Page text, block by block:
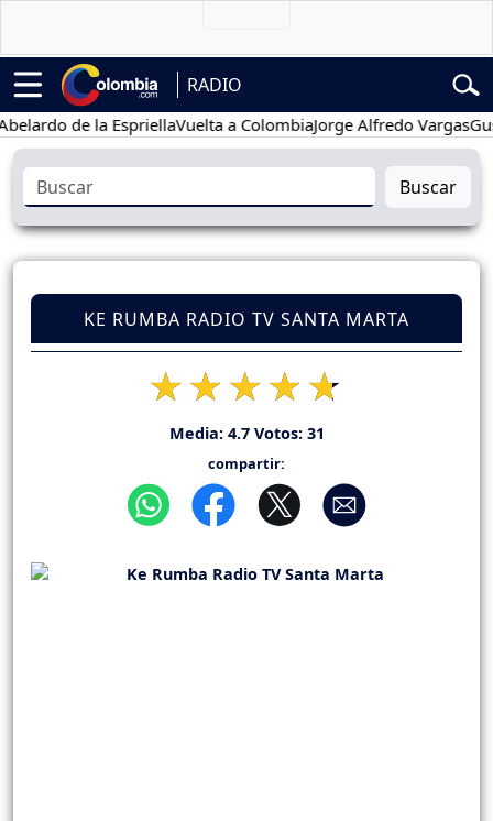
RADIO
de la EspriellaVuelta a ColombiaJorge Alfredo Vargas
Buscar
KE RUMBA RADIO TV SANTA MARTA
Media: 4.7Votos: 31
compartir: